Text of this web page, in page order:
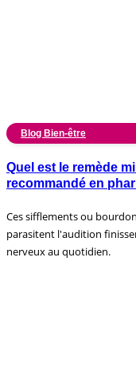
Blog Bien-être
Quel est le remède
recommandé en
Ces sifflements ou
parasitent l'audition
nerveux au quotidien.